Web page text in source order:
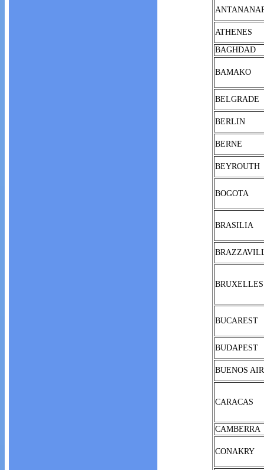
ATHENES
BAGHDAD
BAMAKO
BELGRADE
BERLIN
BERNE
BEYROUTH
BOGOTA
BRASILIA
BRUXELLES
BUCAREST
BUDAPEST
BUENOS
CARACAS
CAMBERRA
CONAKRY